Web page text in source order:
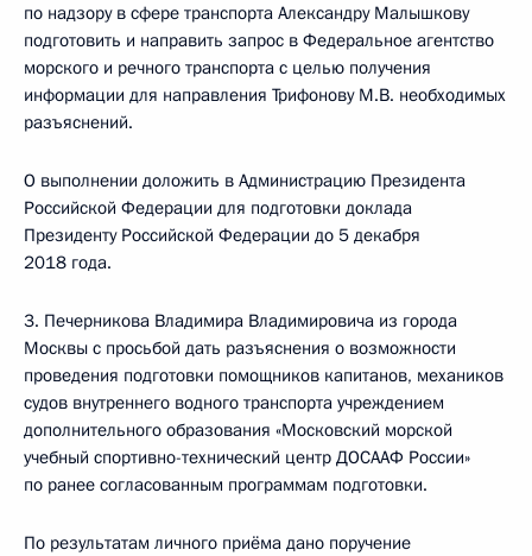
по надзору в сфере транспорта Александру Малышкову
подготовить и направить запрос в Федеральное агентство
морского и речного транспорта с целью получения
информации для направления Трифонову М.В. необходимых
разъяснений.
О выполнении доложить в Администрацию Президента
Российской Федерации для подготовки доклада
Президенту Российской Федерации до 5 декабря
2018 года.
3. Печерникова Владимира Владимировича из города
Москвы с просьбой дать разъяснения о возможности
проведения подготовки помощников капитанов, механиков
судов внутреннего водного транспорта учреждением
дополнительного образования «Московский морской
учебный спортивно-технический центр ДОСААФ России»
по ранее согласованным программам подготовки.
По результатам личного приёма дано поручение